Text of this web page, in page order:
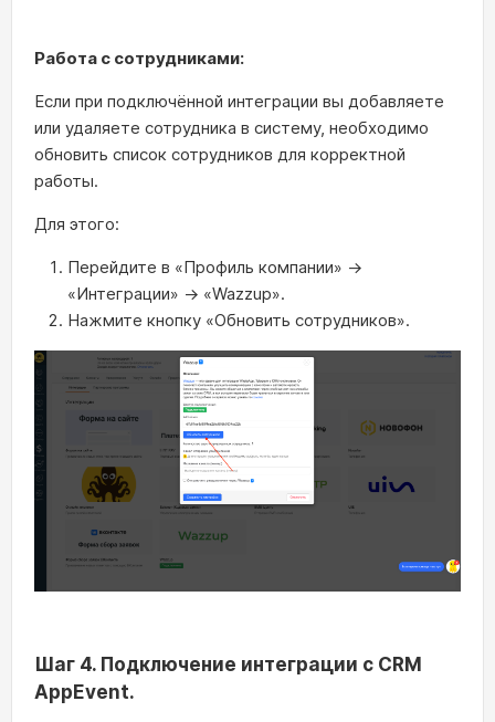
Работа с сотрудниками:
Если при подключённой интеграции вы добавляете
или удаляете сотрудника в систему, необходимо
обновить список сотрудников для корректной
работы.
Для этого:
Перейдите в «Профиль компании» →
«Интеграции» → «Wazzup».
Нажмите кнопку «Обновить сотрудников».
Шаг 4. Подключение интеграции с CRM
AppEvent.